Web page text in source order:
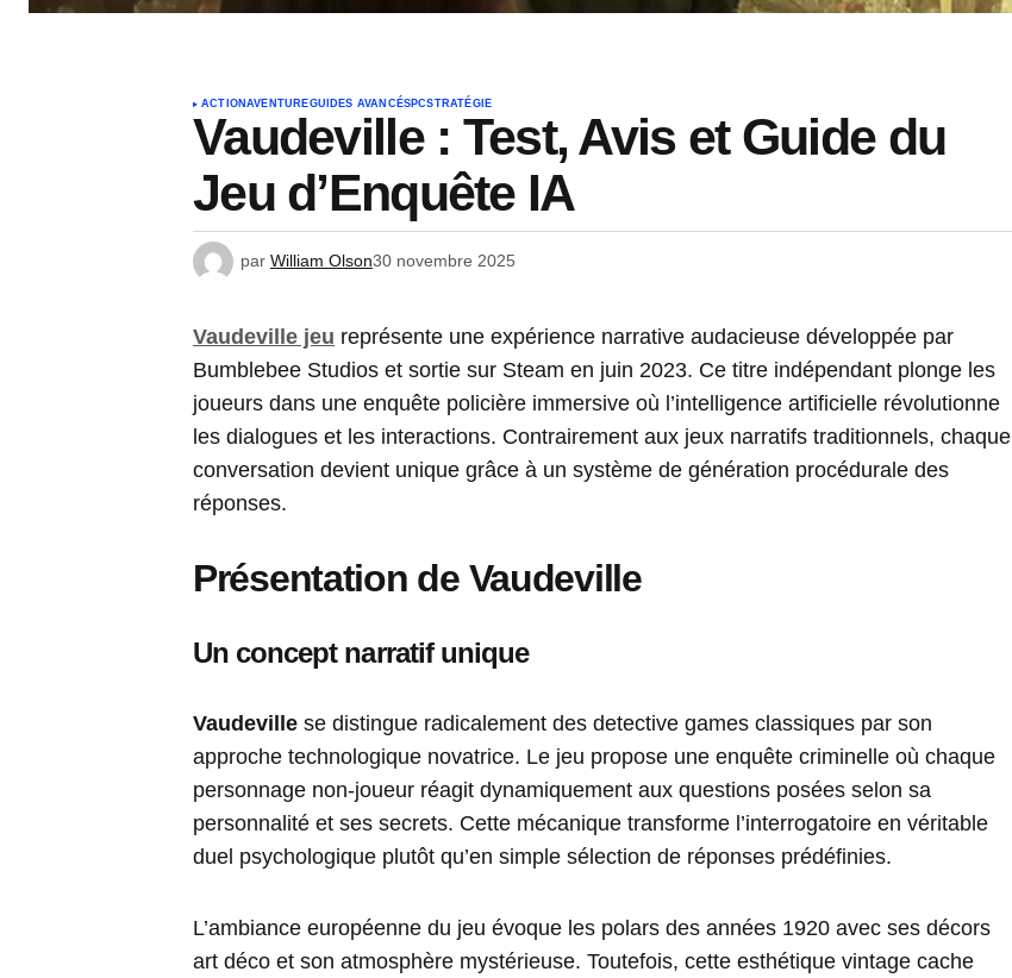
ACTIONAVENTUREGUIDES AVANCÉS PCSTRATÉGIE
Vaudeville : Test, Avis et Guide du
Jeu d’Enquête IA
par William Olson30 novembre 2025
Vaudeville jeu représente une expérience narrative audacieuse développée par
Bumblebee Studios et sortie sur Steam en juin 2023. Ce titre indépendant plonge les
joueurs dans une enquête policière immersive où l’intelligence artificielle révolutionne
les dialogues et les interactions. Contrairement aux jeux narratifs traditionnels, chaque
conversation devient unique grâce à un système de génération procédurale des
réponses.
Présentation de Vaudeville
Un concept narratif unique
Vaudeville se distingue radicalement des detective games classiques par son
approche technologique novatrice. Le jeu propose une enquête criminelle où chaque
personnage non-joueur réagit dynamiquement aux questions posées selon sa
personnalité et ses secrets. Cette mécanique transforme l’interrogatoire en véritable
duel psychologique plutôt qu’en simple sélection de réponses prédéfinies.
L’ambiance européenne du jeu évoque les polars des années 1920 avec ses décors
art déco et son atmosphère mystérieuse. Toutefois, cette esthétique vintage cache